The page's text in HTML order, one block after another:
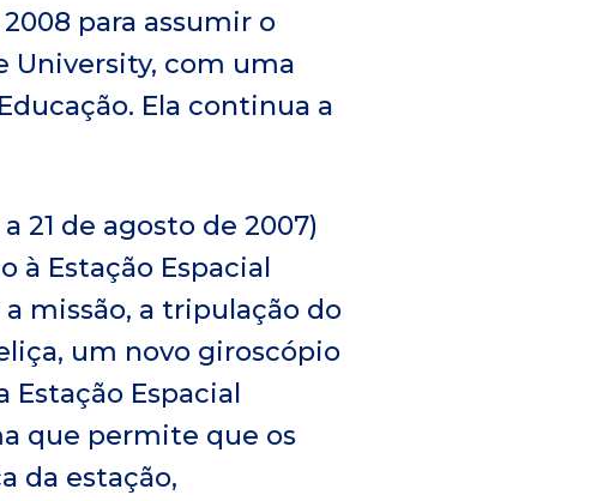
para assumir o
University, com uma
Ela continua a
a 21 de agosto de 2007)
à Estação Espacial
missão, a tripulação do
um novo giroscópio
Espacial
que permite que os
da estação,